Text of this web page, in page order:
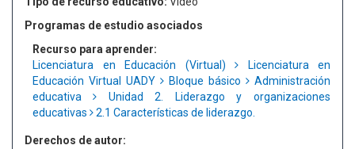
Programas de estudio asociados
Recurso para aprender:
Licenciatura en Educación (Virtual)
Licenciatura en
Educación Virtual UADY
Bloque básico
Administración
educativa
Unidad 2. Liderazgo y organizaciones
educativas
2.1 Características de liderazgo.
Derechos de autor: